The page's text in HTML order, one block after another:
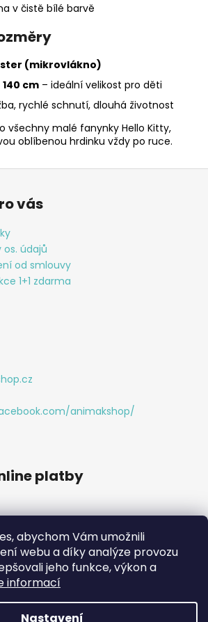
abychom Vám umožnili
webu a díky analýze provozu
jeho funkce, výkon a
informací
Nastavení
v čistě bílé barvě
(mikrovlákno)
140 cm – ideální velikost pro děti
rychlé schnutí, dlouhá životnost
všechny malé fanynky Hello Kitty,
oblíbenou hrdinku vždy po ruce.
vás
údajů
od smlouvy
1+1 zdarma
animakshop/
platby